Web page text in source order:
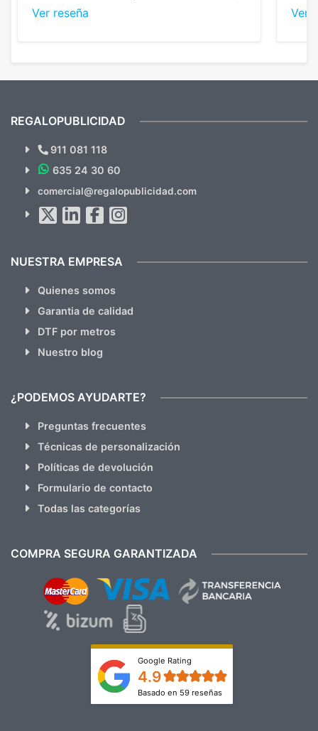
diferencia, con libretas de muy buena calidad
Ver reseña Ver
¿Quieres ver nuestras últimas
Novedades y Ofertas?
hacemos Spam)
REGALOPUBLICIDAD
911 081 118
635 24 30 60
comercial@regalopublicidad.com
NUESTRA EMPRESA
Quienes somos
Garantia de calidad
DTF por metros
Nuestro blog
¿PODEMOS AYUDARTE?
Preguntas frecuentes
Técnicas de personalización
Políticas de devolución
Formulario de contacto
Todas las categorías
COMPRA SEGURA GARANTIZADA
Google Rating
4.9
Basado en 59 reseñas